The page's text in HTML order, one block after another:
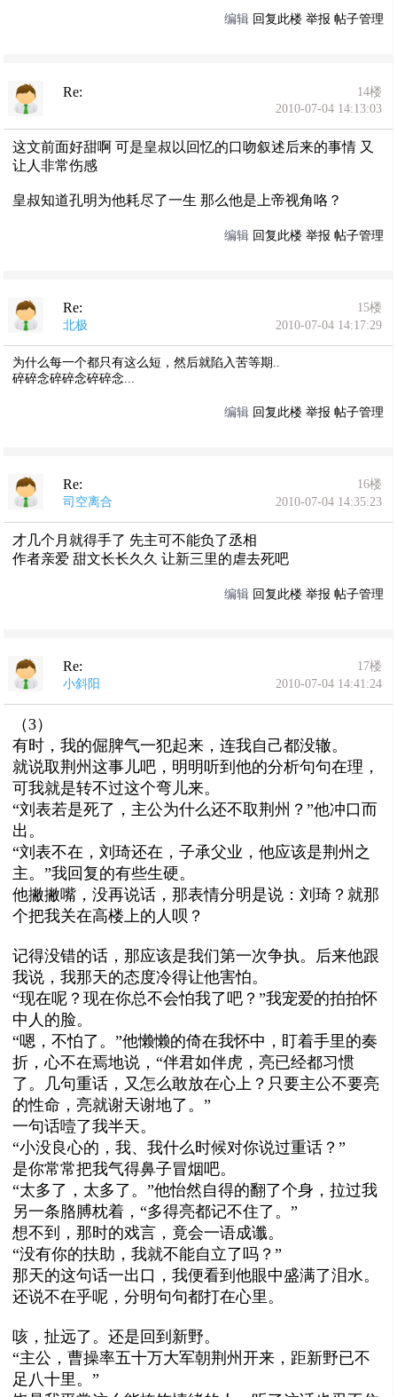
编辑 回复此楼 举报 帖子管理
Re:
14楼
2010-07-04 14:13:03
这文前面好甜啊 可是皇叔以回忆的口吻叙述后来的事情 又
让人非常伤感
皇叔知道孔明为他耗尽了一生 那么他是上帝视角咯？
编辑 回复此楼 举报 帖子管理
Re:
15楼
北极
2010-07-04 14:17:29
为什么每一个都只有这么短，然后就陷入苦等期..
碎碎念碎碎念碎碎念...
编辑 回复此楼 举报 帖子管理
Re:
16楼
司空离合
2010-07-04 14:35:23
才几个月就得手了 先主可不能负了丞相
作者亲爱 甜文长长久久 让新三里的虐去死吧
编辑 回复此楼 举报 帖子管理
Re:
17楼
小斜阳
2010-07-04 14:41:24
（3）
有时，我的倔脾气一犯起来，连我自己都没辙。
就说取荆州这事儿吧，明明听到他的分析句句在理，
可我就是转不过这个弯儿来。
“刘表若是死了，主公为什么还不取荆州？”他冲口而
出。
“刘表不在，刘琦还在，子承父业，他应该是荆州之
主。”我回复的有些生硬。
他撇撇嘴，没再说话，那表情分明是说：刘琦？就那
个把我关在高楼上的人呗？
记得没错的话，那应该是我们第一次争执。后来他跟
我说，我那天的态度冷得让他害怕。
“现在呢？现在你总不会怕我了吧？”我宠爱的拍拍怀
中人的脸。
“嗯，不怕了。”他懒懒的倚在我怀中，盯着手里的奏
折，心不在焉地说，“伴君如伴虎，亮已经都习惯
了。几句重话，又怎么敢放在心上？只要主公不要亮
的性命，亮就谢天谢地了。”
一句话噎了我半天。
“小没良心的，我、我什么时候对你说过重话？”
是你常常把我气得鼻子冒烟吧。
“太多了，太多了。”他怡然自得的翻了个身，拉过我
另一条胳膊枕着，“多得亮都记不住了。”
想不到，那时的戏言，竟会一语成谶。
“没有你的扶助，我就不能自立了吗？”
那天的这句话一出口，我便看到他眼中盛满了泪水。
还说不在乎呢，分明句句都打在心里。
咳，扯远了。还是回到新野。
“主公，曹操率五十万大军朝荆州开来，距新野已不
足八十里。”